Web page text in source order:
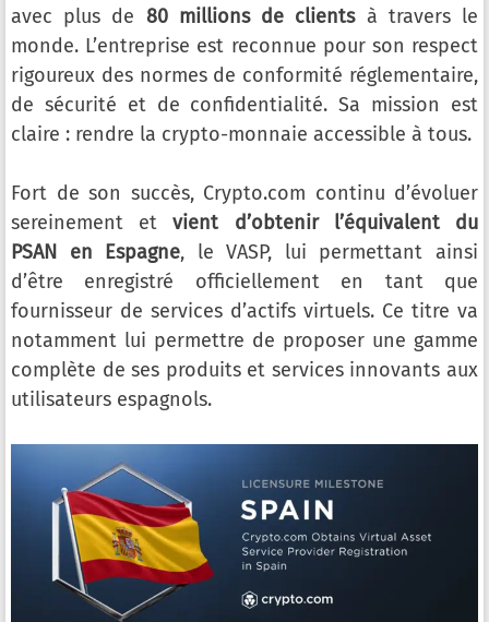
avec plus de 80 millions de clientsà travers le
monde. L’entreprise est reconnue pour son respect
rigoureux des normes de conformité réglementaire,
de sécurité et de confidentialité. Sa mission est
claire : rendre la crypto-monnaie accessible à tous.
Fort de son succès, Crypto.com continu d’évoluer
sereinement etvient d’obtenir l’équivalent du
PSAN en Espagne, le VASP, lui permettant ainsi
d’être enregistré officiellement en tant que
fournisseur de services d’actifs virtuels. Ce titre va
notamment lui permettre de proposer une gamme
complète de ses produits et services innovants aux
utilisateurs espagnols.